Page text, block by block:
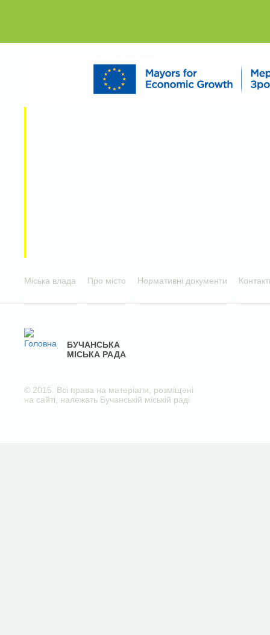
Міська влада Про місто Нормативні документи
БУЧАНСЬКА
МІСЬКА РАДА
© 2015. Всі права на матеріали, розміщені
на сайті, належать Бучанській міській раді